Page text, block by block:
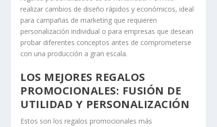
realizar cambios de diseño rápidos y económicos, ideal
para campañas de marketing que requieren
personalización individual o para empresas que desean
probar diferentes conceptos antes de comprometerse
con una producción a gran escala.
LOS MEJORES REGALOS
PROMOCIONALES: FUSIÓN DE
UTILIDAD Y PERSONALIZACIÓN
Estos son los regalos promocionales más